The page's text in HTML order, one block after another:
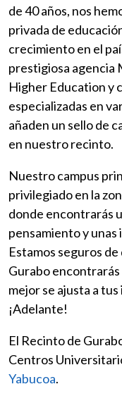
de 40 años, nos
privada de
crecimiento en el
prestigiosa agencia
Higher Education y
especializadas en
añaden un sello de
en nuestro recinto.
Nuestro campus
privilegiado en la
donde encontrarás
pensamiento y
Estamos seguros
Gurabo
mejor se ajusta a
¡Adelante!
El Recinto de
Centros
Yabucoa.